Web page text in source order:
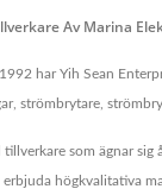
Av Marina
har Yih Sean
strömbrytare,
tillverkare som ägnar
högkvalitativa